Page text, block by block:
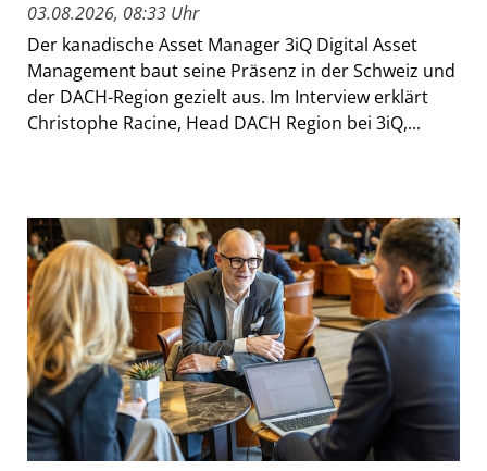
03.08.2026, 08:33 Uhr
Der kanadische Asset Manager 3iQ Digital Asset
Management baut seine Präsenz in der Schweiz und
der DACH-Region gezielt aus. Im Interview erklärt
Christophe Racine, Head DACH Region bei 3iQ,...